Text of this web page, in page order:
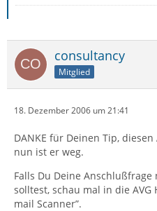
consultancy
Mitglied
18. Dezember 2006 um 21:41
DANKE für Deinen Tip,
nun ist er weg.
Falls Du Deine
solltest, schau mal in die AVG
mail Scanner”.